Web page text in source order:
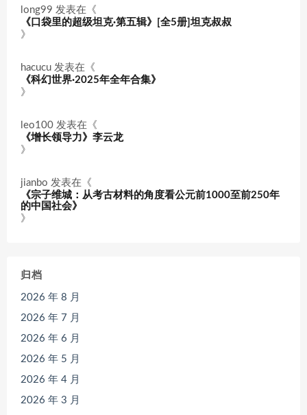
long99 发表在《
《口袋里的超级坦克·第五辑》[全5册]坦克叔叔
》
hacucu 发表在《
《科幻世界·2025年全年合集》
》
leo100 发表在《
《增长领导力》李云龙
》
jianbo 发表在《
《宗子维城：从考古材料的角度看公元前1000至前250年
的中国社会》
》
归档
2026 年 8 月
2026 年 7 月
2026 年 6 月
2026 年 5 月
2026 年 4 月
2026 年 3 月